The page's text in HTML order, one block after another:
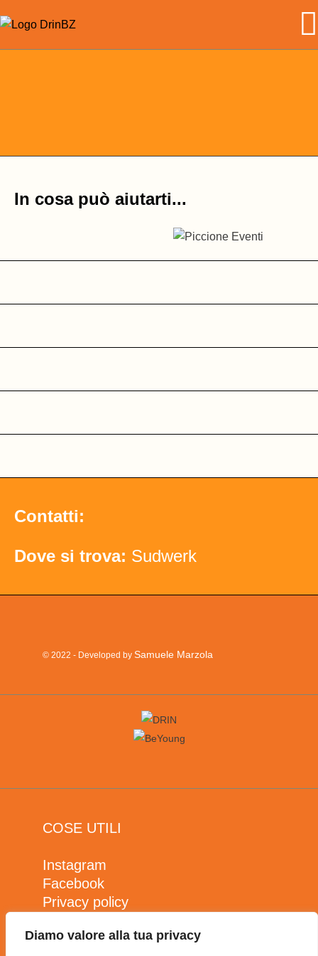
Diamo valore alla tua privacy
to
the
In cosa può aiutarti...
Contatti:
Dove si trova: Sudwerk
© 2022 - Developed by Samuele Marzola
COSE UTILI
Instagram
Facebook
Privacy policy